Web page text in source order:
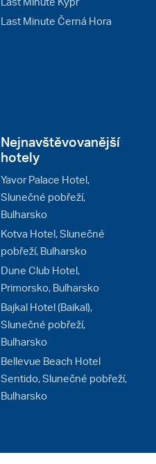
Last Minute Černá Hora
Nejnavštěvovanější
hotely
Yavor Palace Hotel,
Slunečné pobřeží,
Bulharsko
Kotva Hotel, Slunečné
pobřeží, Bulharsko
Dune Club Hotel,
Primorsko, Bulharsko
Bajkal Hotel (Baikal),
Slunečné pobřeží,
Bulharsko
Bellevue Beach Hotel
Sentido, Slunečné pobřeží,
Bulharsko